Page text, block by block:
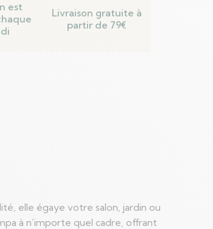
est
Livraison gratuite à
partir de 79€
elle égaye votre salon, jardin ou
à n’importe quel cadre, offrant